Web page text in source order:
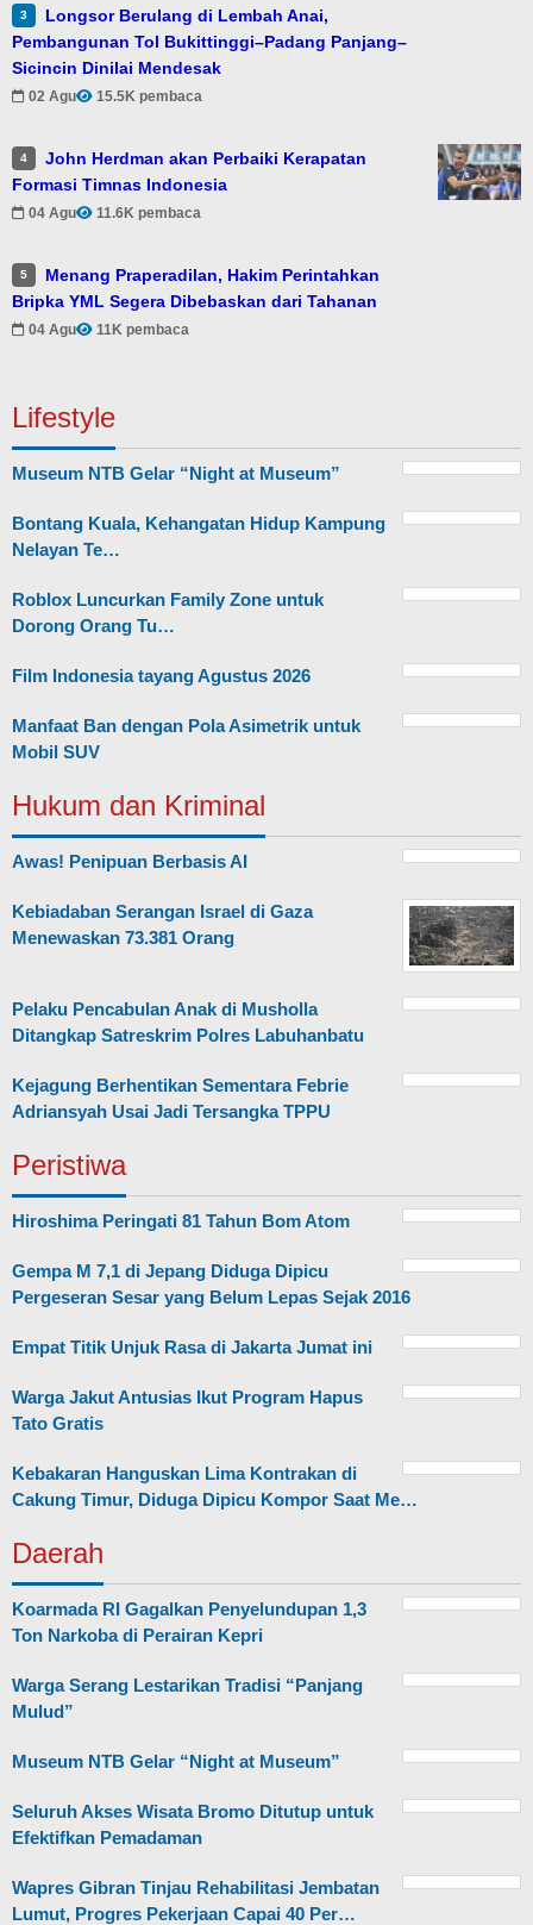
3
Longsor Berulang di Lembah Anai,
Pembangunan Tol Bukittinggi–Padang Panjang–
Sicincin Dinilai Mendesak
02 Agu 15.5K pembaca
4
John Herdman akan Perbaiki Kerapatan
Formasi Timnas Indonesia
04 Agu 11.6K pembaca
5
Menang Praperadilan, Hakim Perintahkan
Bripka YML Segera Dibebaskan dari Tahanan
04 Agu 11K pembaca
Lifestyle
Museum NTB Gelar “Night at Museum”
Bontang Kuala, Kehangatan Hidup Kampung
Nelayan Te…
Roblox Luncurkan Family Zone untuk
Dorong Orang Tu…
Film Indonesia tayang Agustus 2026
Manfaat Ban dengan Pola Asimetrik untuk
Mobil SUV
Hukum dan Kriminal
Awas! Penipuan Berbasis AI
Kebiadaban Serangan Israel di Gaza
Menewaskan 73.381 Orang
Pelaku Pencabulan Anak di Musholla
Ditangkap Satreskrim Polres Labuhanbatu
Kejagung Berhentikan Sementara Febrie
Adriansyah Usai Jadi Tersangka TPPU
Peristiwa
Hiroshima Peringati 81 Tahun Bom Atom
Gempa M 7,1 di Jepang Diduga Dipicu
Pergeseran Sesar yang Belum Lepas Sejak 2016
Empat Titik Unjuk Rasa di Jakarta Jumat ini
Warga Jakut Antusias Ikut Program Hapus
Tato Gratis
Kebakaran Hanguskan Lima Kontrakan di
Cakung Timur, Diduga Dipicu Kompor Saat Me…
Daerah
Koarmada RI Gagalkan Penyelundupan 1,3
Ton Narkoba di Perairan Kepri
Warga Serang Lestarikan Tradisi “Panjang
Mulud”
Museum NTB Gelar “Night at Museum”
Seluruh Akses Wisata Bromo Ditutup untuk
Efektifkan Pemadaman
Wapres Gibran Tinjau Rehabilitasi Jembatan
Lumut, Progres Pekerjaan Capai 40 Per…